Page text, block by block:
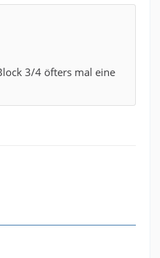
3/4 öfters mal eine